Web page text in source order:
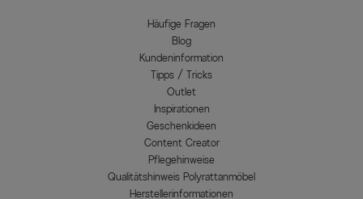
Häufige Fragen
Blog
Kundeninformation
Tipps / Tricks
Outlet
Inspirationen
Geschenkideen
Content Creator
Pflegehinweise
Qualitätshinweis Polyrattanmöbel
Herstellerinformationen